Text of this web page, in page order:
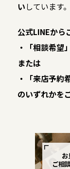
いしています。
公式LINEから
・「相談希望」
または
・「来店予約
のいずれかを
お
ご相